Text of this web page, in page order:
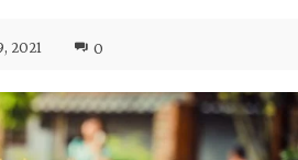
2021 0